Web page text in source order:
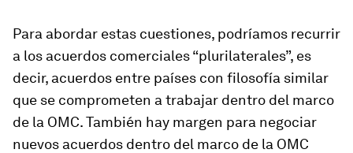
Para abordar estas cuestiones, podríamos recurrir
a los acuerdos comerciales “plurilaterales”, es
decir, acuerdos entre países con filosofía similar
que se comprometen a trabajar dentro del marco
de la OMC. También hay margen para negociar
nuevos acuerdos dentro del marco de la OMC